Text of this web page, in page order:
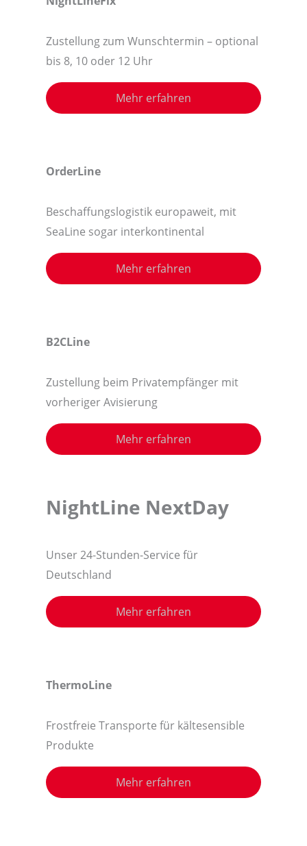
Zustellung zum Wunschtermin – optional
bis 8, 10 oder 12 Uhr
Mehr erfahren
OrderLine
Beschaffungslogistik europaweit, mit
SeaLine sogar interkontinental
Mehr erfahren
B2CLine
Zustellung beim Privatempfänger mit
vorheriger Avisierung
Mehr erfahren
NightLine NextDay
Unser 24-Stunden-Service für
Deutschland
Mehr erfahren
ThermoLine
Frostfreie Transporte für kältesensible
Produkte
Mehr erfahren